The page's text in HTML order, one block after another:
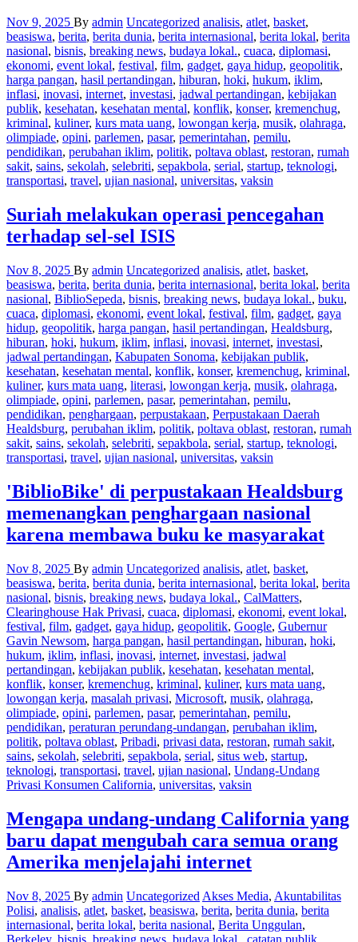
Nov 9, 2025 By admin Uncategorized analisis, atlet, basket,
beasiswa, berita, berita dunia, berita internasional, berita lokal, berita
nasional, bisnis, breaking news, budaya lokal., cuaca, diplomasi,
ekonomi, event lokal, festival, film, gadget, gaya hidup, geopolitik,
harga pangan, hasil pertandingan, hiburan, hoki, hukum, iklim,
inflasi, inovasi, internet, investasi, jadwal pertandingan, kebijakan
publik, kesehatan, kesehatan mental, konflik, konser, kremenchug,
kriminal, kuliner, kurs mata uang, lowongan kerja, musik, olahraga,
olimpiade, opini, parlemen, pasar, pemerintahan, pemilu,
pendidikan, perubahan iklim, politik, poltava oblast, restoran, rumah
sakit, sains, sekolah, selebriti, sepakbola, serial, startup, teknologi,
transportasi, travel, ujian nasional, universitas, vaksin
Suriah melakukan operasi pencegahan
terhadap sel-sel ISIS
Nov 8, 2025 By admin Uncategorized analisis, atlet, basket,
beasiswa, berita, berita dunia, berita internasional, berita lokal, berita
nasional, BiblioSepeda, bisnis, breaking news, budaya lokal., buku,
cuaca, diplomasi, ekonomi, event lokal, festival, film, gadget, gaya
hidup, geopolitik, harga pangan, hasil pertandingan, Healdsburg,
hiburan, hoki, hukum, iklim, inflasi, inovasi, internet, investasi,
jadwal pertandingan, Kabupaten Sonoma, kebijakan publik,
kesehatan, kesehatan mental, konflik, konser, kremenchug, kriminal,
kuliner, kurs mata uang, literasi, lowongan kerja, musik, olahraga,
olimpiade, opini, parlemen, pasar, pemerintahan, pemilu,
pendidikan, penghargaan, perpustakaan, Perpustakaan Daerah
Healdsburg, perubahan iklim, politik, poltava oblast, restoran, rumah
sakit, sains, sekolah, selebriti, sepakbola, serial, startup, teknologi,
transportasi, travel, ujian nasional, universitas, vaksin
'BiblioBike' di perpustakaan Healdsburg
memenangkan penghargaan nasional
karena membawa buku ke masyarakat
Nov 8, 2025 By admin Uncategorized analisis, atlet, basket,
beasiswa, berita, berita dunia, berita internasional, berita lokal, berita
nasional, bisnis, breaking news, budaya lokal., CalMatters,
Clearinghouse Hak Privasi, cuaca, diplomasi, ekonomi, event lokal,
festival, film, gadget, gaya hidup, geopolitik, Google, Gubernur
Gavin Newsom, harga pangan, hasil pertandingan, hiburan, hoki,
hukum, iklim, inflasi, inovasi, internet, investasi, jadwal
pertandingan, kebijakan publik, kesehatan, kesehatan mental,
konflik, konser, kremenchug, kriminal, kuliner, kurs mata uang,
lowongan kerja, masalah privasi, Microsoft, musik, olahraga,
olimpiade, opini, parlemen, pasar, pemerintahan, pemilu,
pendidikan, peraturan perundang-undangan, perubahan iklim,
politik, poltava oblast, Pribadi, privasi data, restoran, rumah sakit,
sains, sekolah, selebriti, sepakbola, serial, situs web, startup,
teknologi, transportasi, travel, ujian nasional, Undang-Undang
Privasi Konsumen California, universitas, vaksin
Mengapa undang-undang California yang
baru dapat mengubah cara semua orang
Amerika menjelajahi internet
Nov 8, 2025 By admin Uncategorized Akses Media, Akuntabilitas
Polisi, analisis, atlet, basket, beasiswa, berita, berita dunia, berita
internasional, berita lokal, berita nasional, Berita Unggulan,
Berkeley, bisnis breaking news budaya lokal. catatan publik